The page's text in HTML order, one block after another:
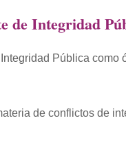
de Integridad
Pública
de conflictos de